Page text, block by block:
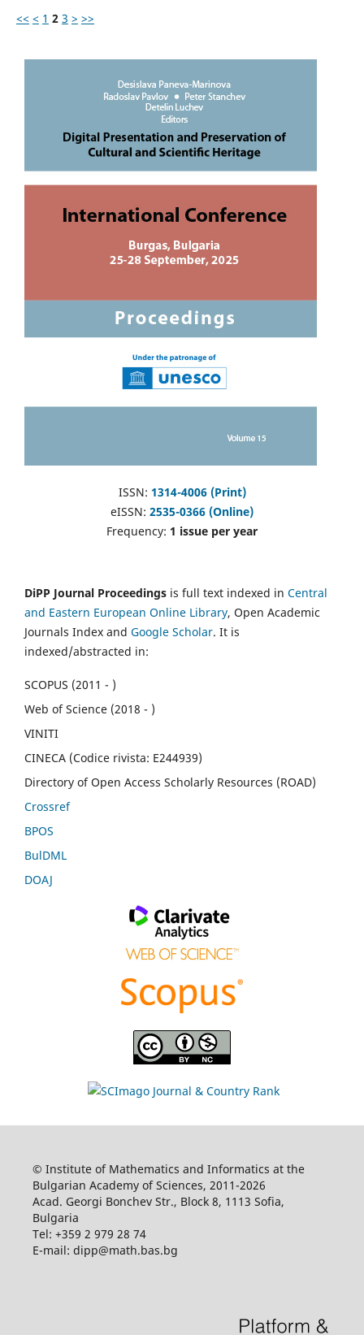
<< < 1 2 3 > >>
ISSN: 1314-4006 (Print)
eISSN: 2535-0366 (Online)
Frequency: 1 issue per year
DiPP Journal Proceedings is full text indexed in Central
and Eastern European Online Library, Open Academic
Journals Index and Google Scholar. It is
indexed/abstracted in:
SCOPUS (2011 - )
Web of Science (2018 - )
VINITI
CINECA (Codice rivista: E244939)
Directory of Open Access Scholarly Resources (ROAD)
Crossref
BPOS
BulDML
DOAJ
© Institute of Mathematics and Informatics at the
Bulgarian Academy of Sciences, 2011-2026
Acad. Georgi Bonchev Str., Block 8, 1113 Sofia,
Bulgaria
Tel: +359 2 979 28 74
E-mail: dipp@math.bas.bg